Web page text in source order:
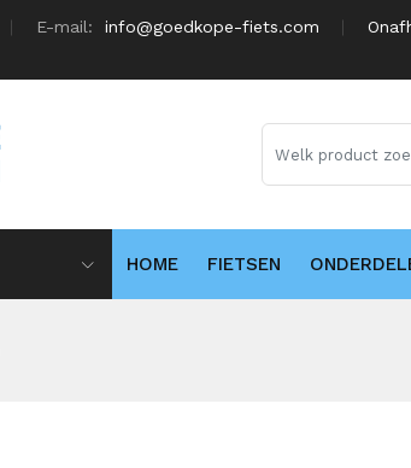
E-mail: info@goedkope-fiets.com
HOME FIETSEN